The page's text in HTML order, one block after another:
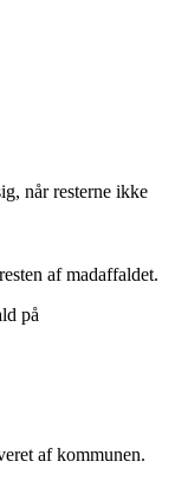
når resterne ikke
af madaffaldet.
på
af kommunen.